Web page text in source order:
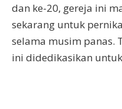
dan ke-20, gereja ini
sekarang untuk
selama musim panas.
ini didedikasikan